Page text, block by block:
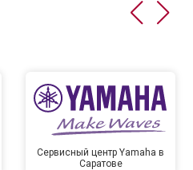
Сервисный центр Yamaha в
Саратове